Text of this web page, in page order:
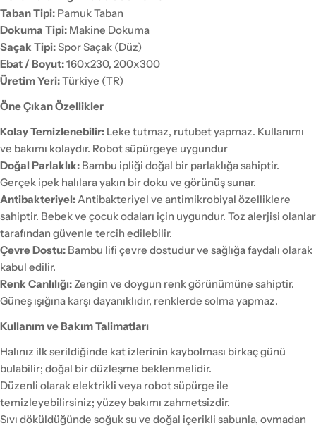
Taban Tipi: Pamuk Taban
Dokuma Tipi: Makine Dokuma
Saçak Tipi:Spor Saçak (Düz)
Ebat / Boyut:160x230, 200x300
Üretim Yeri:Türkiye (TR)
Öne Çıkan Özellikler
Kolay Temizlenebilir: Leke tutmaz, rutubet yapmaz. Kullanımı
ve bakımı kolaydır. Robot süpürgeye uygundur
Doğal Parlaklık: Bambu ipliği doğal bir parlaklığa sahiptir.
Gerçek ipek halılara yakın bir doku ve görünüş sunar.
Antibakteriyel:Antibakteriyel ve antimikrobiyal özelliklere
sahiptir. Bebek ve çocuk odaları için uygundur. Toz alerjisi olanlar
tarafından güvenle tercih edilebilir.
Çevre Dostu: Bambu lifi çevre dostudur ve sağlığa faydalı olarak
kabul edilir.
Renk Canlılığı:Zengin ve doygun renk görünümüne sahiptir.
Güneş ışığına karşı dayanıklıdır, renklerde solma yapmaz.
Kullanım ve Bakım Talimatları
Halınız ilk serildiğinde kat izlerinin kaybolması birkaç günü
bulabilir; doğal bir düzleşme beklenmelidir.
Düzenli olarak elektrikli veya robot süpürge ile
temizleyebilirsiniz; yüzey bakımı zahmetsizdir.
Sıvı döküldüğünde soğuk su ve doğal içerikli sabunla, ovmadan